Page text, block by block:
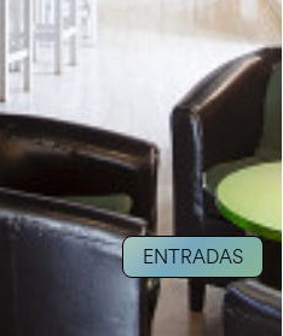
ENTRADAS